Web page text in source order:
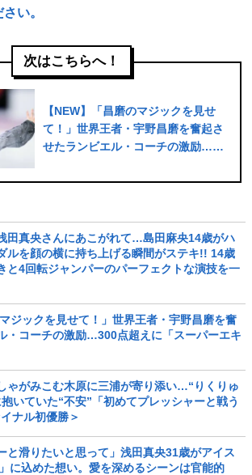
い。
次はこちらへ！
【NEW】「昌磨のマジックを見せ
て！」世界王者・宇野昌磨を奮起さ
せたランビエル・コーチの激励…
ィング」
田真央さんにあこがれて…島田麻央14歳がハ
ルを顔の横に持ち上げる瞬間がステキ!! 14歳
と4回転ジャンパーのパーフェクトな演技を一
マジックを見せて！」世界王者・宇野昌磨を奮
・コーチの激励…300点超えに「スーパーエキ
ゃがみこむ木原に三浦が寄り添い…“りくりゅ
いていた“不安”「初めてプレッシャーと戦う
ナル初優勝＞
と滑りたいと思って」浅田真央31歳がアイス
に込めた想い。愛を深めるシーンは官能的